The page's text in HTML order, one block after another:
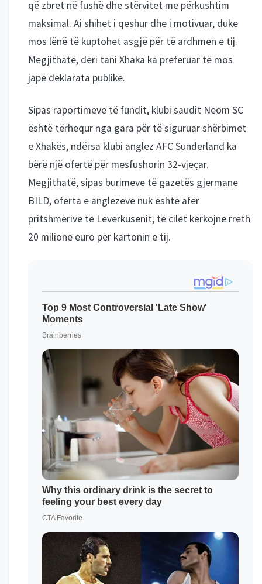
që zbret në fushë dhe stërvitet me përkushtim
maksimal. Ai shihet i qeshur dhe i motivuar, duke
mos lënë të kuptohet asgjë për të ardhmen e tij.
Megjithatë, deri tani Xhaka ka preferuar të mos
japë deklarata publike.
Sipas raportimeve të fundit, klubi saudit Neom SC
është tërhequr nga gara për të siguruar shërbimet
e Xhakës, ndërsa klubi anglez AFC Sunderland ka
bërë një ofertë për mesfushorin 32-vjeçar.
Megjithatë, sipas burimeve të gazetës gjermane
BILD, oferta e anglezëve nuk është afër
pritshmërive të Leverkusenit, të cilët kërkojnë rreth
20 milionë euro për kartonin e tij.